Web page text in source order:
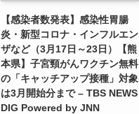
【感染者数発表】感染性胃腸
炎・新型コロナ・インフルエン
ザなど（3月17日～23日）【熊
本県】子宮頸がんワクチン無料
の「キャッチアップ接種」対象
は3月開始分まで – TBS NEWS
DIG Powered by JNN